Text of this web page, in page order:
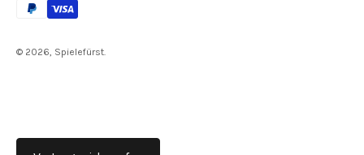
© 2026, Spielefürst.